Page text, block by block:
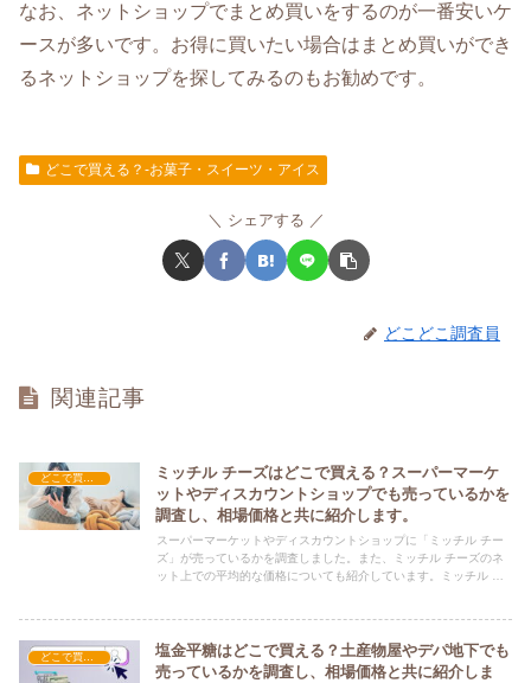
なお、ネットショップでまとめ買いをするのが一番安いケ
ースが多いです。お得に買いたい場合はまとめ買いができ
るネットショップを探してみるのもお勧めです。
どこで買える？-お菓子・スイーツ・アイス
シェアする
どこどこ調査員
関連記事
ミッチル チーズはどこで買える？スーパーマーケ
ットやディスカウントショップでも売っているかを
調査し、相場価格と共に紹介します。
スーパーマーケットやディスカウントショップに「ミッチル チー
ズ」が売っているかを調査しました。また、ミッチル チーズのネ
ット上での平均的な価格についても紹介しています。ミッチル チ
塩金平糖はどこで買える？土産物屋やデパ地下でも
売っているかを調査し、相場価格と共に紹介しま